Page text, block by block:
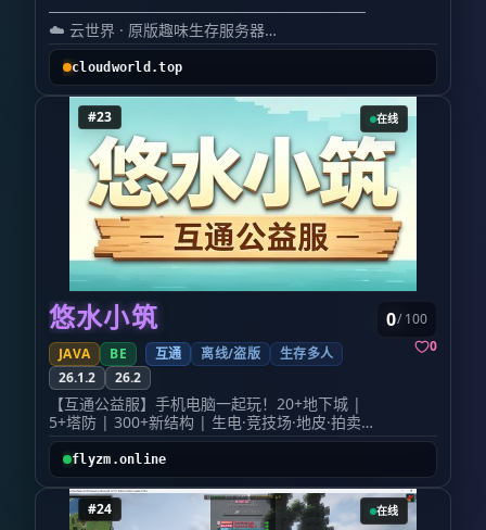
☁️ 云世界 · 原版趣味生存服务器
🌟 服务器信息
┌───────────────┬────────────────────┐
┌───────────────┬──────────────────────┐
│ 项目 │ 内容 │
│ 🏷️ 服务器名称 │ 云世界 Cloud World │
├───────────────┼──────────────────────┤
│ 🌐 服务器 IP │ cloudworld.top │
│ 🎮 游戏版本 │ Java 1.21.11 (基岩版互通) │
│ 🏆 服务器类型 │ 原版趣味生存 · 公益服 │
✨ 特色玩法
🎣 星露谷钓鱼 —— 告别枯燥钓鱼!多种鱼类、
等级系统、钓鱼大赛,体验星露谷式的休闲渔趣
🌾 星露谷种植 —— 四季作物、自动灌溉、品质
系统,种田养老党狂喜,做一个快乐的农场主!
⚔️ 更多附魔 —— 突破原版附魔限制,近百种全
新附魔,让你的装备独一无二
💎 附魔剥离 —— 附魔错了?不怕!支持附魔剥离
回收,资源零浪费,自由搭配你的专属神装
cloudworld.top
#23 在线
悠水小筑
JAVA BE 互通 离线/盗版
生存多人
26.1.2
26.2
【互通公益服】手机电脑一起玩！20+地下城 |
5+塔防 | 300+新结构 | 生电·竞技场·地皮·拍卖行
长期服招人！
模式：纯净生存+丰富玩法拓展 | 性质：纯公
益，离线可进
🎮 多端互通：手机（基岩版）和电脑（Java版）
无缝同服，随时随地开黑！ ⚔️ 冒险挑战：20+地
0/ 100
0
flyzm.online
#24 在线